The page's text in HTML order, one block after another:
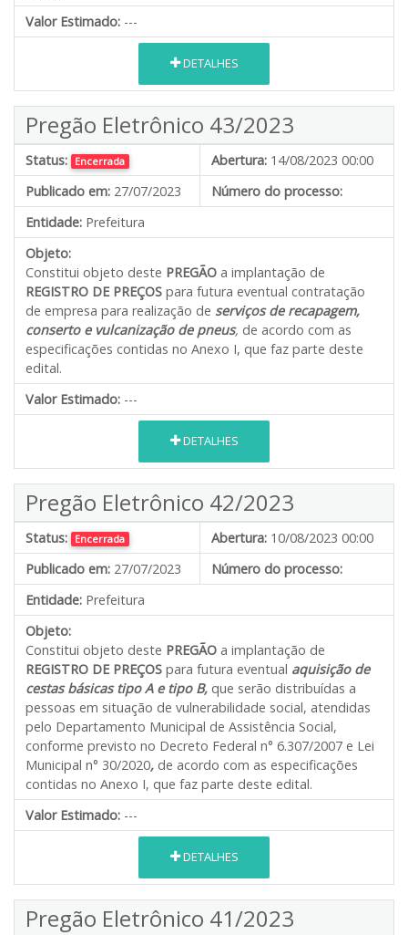
Valor Estimado: ---
DETALHES
Pregão Eletrônico 43/2023
Status: Encerrada Abertura: 14/08/2023 00:00
Publicado em: 27/07/2023
Número do processo:
Entidade: Prefeitura
Objeto:
Constitui objeto deste PREGÃO a implantação de
REGISTRO DE PREÇOS para futura eventual contratação
de empresa para realização de serviços de recapagem,
conserto e vulcanização de pneus, de acordo com as
especificações contidas no Anexo I, que faz parte deste
edital.
Valor Estimado: ---
DETALHES
Pregão Eletrônico 42/2023
Status: Encerrada Abertura: 10/08/2023 00:00
Publicado em: 27/07/2023
Número do processo:
Entidade: Prefeitura
Objeto:
Constitui objeto deste PREGÃO a implantação de
REGISTRO DE PREÇOS para futura eventual aquisição de
cestas básicas tipo A e tipo B, que serão distribuídas a
pessoas em situação de vulnerabilidade social, atendidas
pelo Departamento Municipal de Assistência Social,
conforme previsto no Decreto Federal n° 6.307/2007 e Lei
Municipal n° 30/2020, de acordo com as especificações
contidas no Anexo I, que faz parte deste edital.
Valor Estimado: ---
DETALHES
Pregão Eletrônico 41/2023